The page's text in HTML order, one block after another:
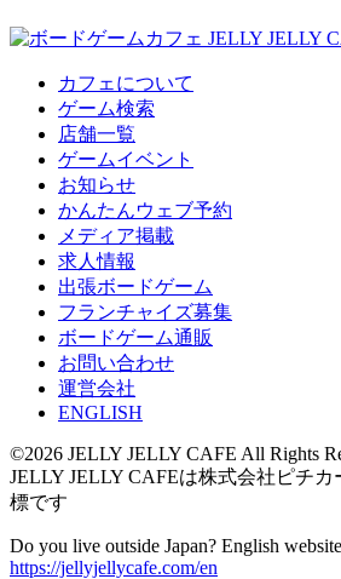
カフェについて
ゲーム検索
店舗一覧
ゲームイベント
お知らせ
かんたんウェブ予約
メディア掲載
求人情報
出張ボードゲーム
フランチャイズ募集
ボードゲーム通販
お問い合わせ
運営会社
ENGLISH
©2026 JELLY JELLY CAFE All Rights
JELLY JELLY CAFEは株式会社ピチ
標です
Do you live outside Japan? English
https://jellyjellycafe.com/en